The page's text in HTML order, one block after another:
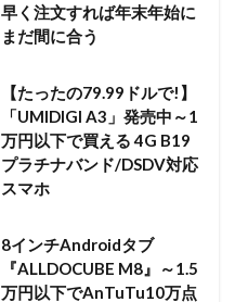
早く注文すれば年末年始に
まだ間に合う
【たったの79.99ドルで!】
「UMIDIGI A3」発売中～1
万円以下で買える 4G B19
プラチナバンド/DSDV対応
スマホ
8インチAndroidタブ
『ALLDOCUBE M8』～1.5
万円以下でAnTuTu10万点